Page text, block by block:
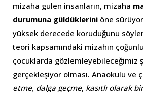
mizaha gülen insanların, mizaha
durumuna güldüklerini öne
yüksek derecede koruduğunu
teori kapsamındaki mizahın
çocuklarda gözlemleyebileceğimiz
gerçekleşiyor olması. Anaokulu ve
etme, dalga geçme, kasıtlı olarak